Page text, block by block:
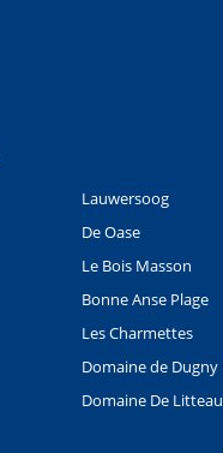
Lauwersoog
De Oase
Le Bois Masson
Bonne Anse Plage
Les Charmettes
Domaine de Dugny
Domaine De Litteau